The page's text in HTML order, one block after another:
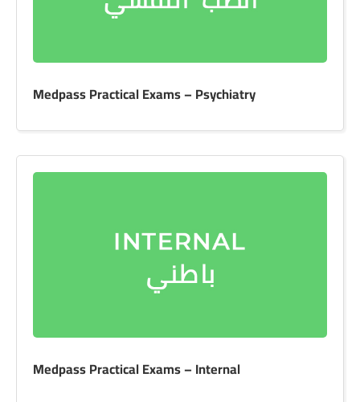
Medpass Practical Exams – Psychiatry
Medpass Practical Exams – Internal